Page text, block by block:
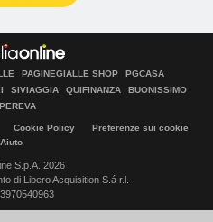
PAGINEGIALLE SHOP
PGCASA
SIVIAGGIA QUIFINANZA
BUONISSIMO
Cookie Policy
Preferenze sui cookie
Aiuto
S.p.A. 2026
di Libero Acquisition S.á r.l.